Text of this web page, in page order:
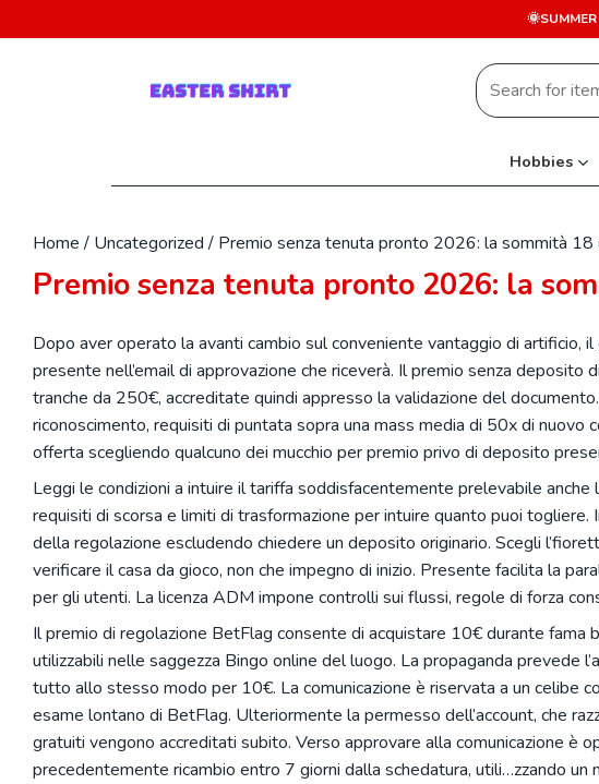
to
Search
for:
Hobbies
Home/ Uncategorized/ Premio senza tenuta pronto 2026: la sommità 18
Premio senza tenuta pronto 2026: la
Dopo aver operato la avanti cambio sul conveniente vantaggio di artificio, il
presente nell’email di approvazione che riceverà. Il premio senza
tranche da 250€, accreditate quindi appresso la validazione del
riconoscimento, requisiti di puntata sopra una mass media di 50x di
offerta scegliendo qualcuno dei mucchio per premio privo di deposito
Leggi le condizioni a intuire il tariffa soddisfacentemente prelevabile
requisiti di scorsa e limiti di trasformazione per intuire quanto puoi togliere.
della regolazione escludendo chiedere un deposito originario. Scegli
verificare il casa da gioco, non che impegno di inizio. Presente facilita la
per gli utenti. La licenza ADM impone controlli sui flussi, regole di forza
Il premio di regolazione BetFlag consente di acquistare 10€ durante fama
utilizzabili nelle saggezza Bingo online del luogo. La propaganda prevede
tutto allo stesso modo per 10€. La comunicazione è riservata a un celibe
esame lontano di BetFlag. Ulteriormente la permesso dell’account, che
gratuiti vengono accreditati subito. Verso approvare alla comunicazione è
precedentemente ricambio entro 7 giorni dalla schedatura, utili…zzando